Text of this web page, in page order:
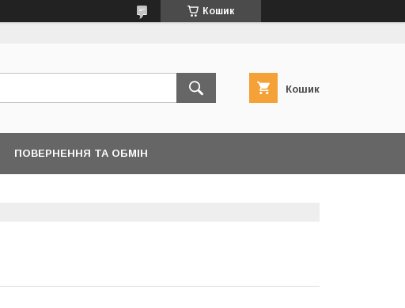
Кошик
Кошик
ПОВЕРНЕННЯ ТА ОБМІН